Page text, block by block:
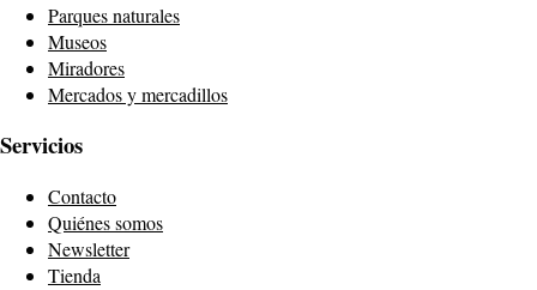
Parques naturales
Museos
Miradores
Mercados y mercadillos
Servicios
Contacto
Quiénes somos
Newsletter
Tienda